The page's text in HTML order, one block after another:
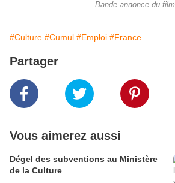
Bande annonce du film
#Culture #Cumul #Emploi #France
Partager
Vous aimerez aussi
Dégel des subventions au Ministère
de la Culture